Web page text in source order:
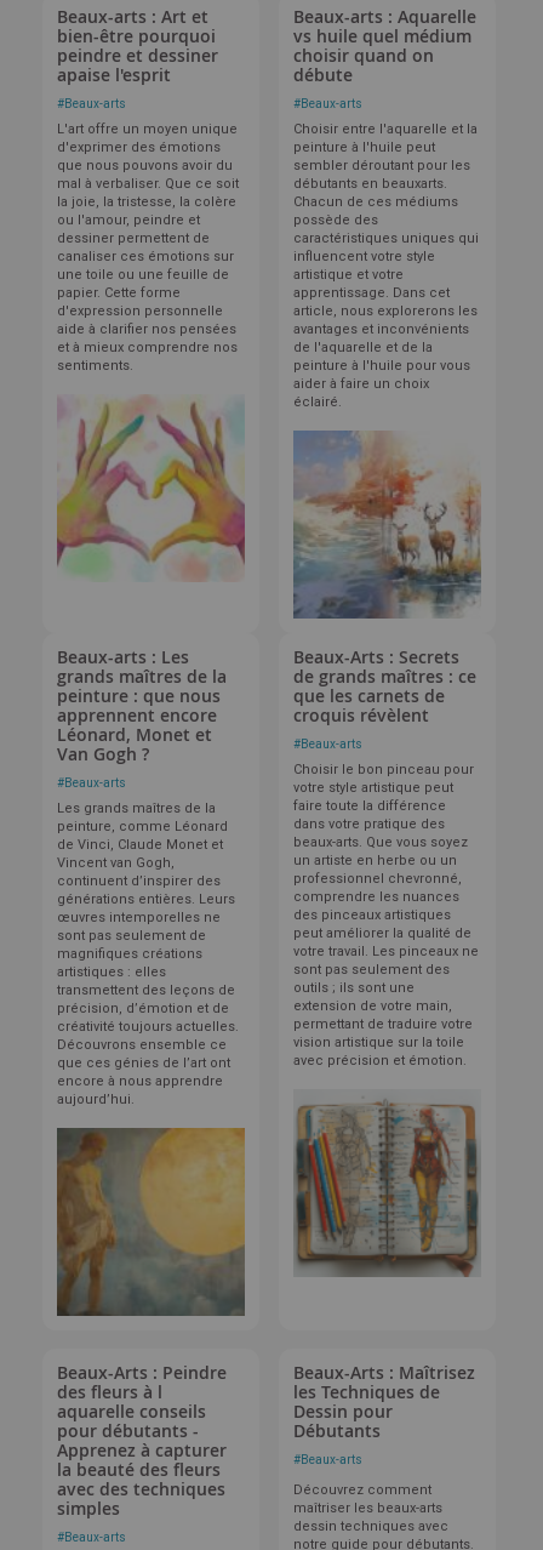
Beaux-arts : Art et
bien-être pourquoi
peindre et dessiner
apaise l'esprit
#Beaux-arts
L'art offre un moyen unique
d'exprimer des émotions
que nous pouvons avoir du
mal à verbaliser. Que ce soit
la joie, la tristesse, la colère
ou l'amour, peindre et
dessiner permettent de
canaliser ces émotions sur
une toile ou une feuille de
papier. Cette forme
d'expression personnelle
aide à clarifier nos pensées
et à mieux comprendre nos
sentiments.
Beaux-arts : Aquarelle
vs huile quel médium
choisir quand on
débute
#Beaux-arts
Choisir entre l'aquarelle et la
peinture à l'huile peut
sembler déroutant pour les
débutants en beauxarts.
Chacun de ces médiums
possède des
caractéristiques uniques qui
influencent votre style
artistique et votre
apprentissage. Dans cet
article, nous explorerons les
avantages et inconvénients
de l'aquarelle et de la
peinture à l'huile pour vous
aider à faire un choix
éclairé.
Beaux-arts : Les
grands maîtres de la
peinture : que nous
apprennent encore
Léonard, Monet et
Van Gogh ?
#Beaux-arts
Les grands maîtres de la
peinture, comme Léonard
de Vinci, Claude Monet et
Vincent van Gogh,
continuent d’inspirer des
générations entières. Leurs
œuvres intemporelles ne
sont pas seulement de
magnifiques créations
artistiques : elles
transmettent des leçons de
précision, d’émotion et de
créativité toujours actuelles.
Découvrons ensemble ce
que ces génies de l’art ont
encore à nous apprendre
aujourd’hui.
Beaux-Arts : Secrets
de grands maîtres : ce
que les carnets de
croquis révèlent
#Beaux-arts
Choisir le bon pinceau pour
votre style artistique peut
faire toute la différence
dans votre pratique des
beaux-arts. Que vous soyez
un artiste en herbe ou un
professionnel chevronné,
comprendre les nuances
des pinceaux artistiques
peut améliorer la qualité de
votre travail. Les pinceaux ne
sont pas seulement des
outils ; ils sont une
extension de votre main,
permettant de traduire votre
vision artistique sur la toile
avec précision et émotion.
Beaux-Arts : Peindre
des fleurs à l
aquarelle conseils
pour débutants -
Apprenez à capturer
la beauté des fleurs
avec des techniques
simples
#Beaux-arts
Beaux-Arts : Maîtrisez
les Techniques de
Dessin pour
Débutants
#Beaux-arts
Découvrez comment
maîtriser les beaux-arts
dessin techniques avec
notre guide pour débutants.